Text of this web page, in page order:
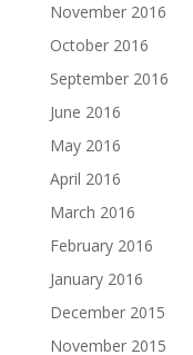
November 2016
October 2016
September 2016
June 2016
May 2016
April 2016
March 2016
February 2016
January 2016
December 2015
November 2015